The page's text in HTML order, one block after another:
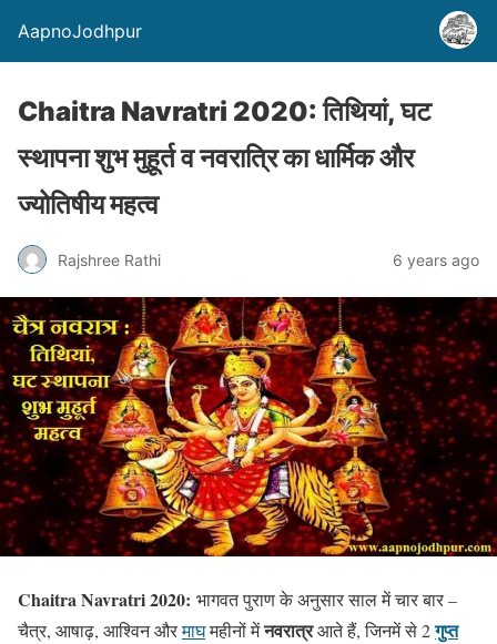
AapnoJodhpur
Chaitra Navratri 2020: तिथियां, घट
स्थापना शुभ मुहूर्त व नवरात्रि का धार्मिक और
ज्योतिषीय महत्व
Rajshree Rathi 6 years ago
Chaitra Navratri 2020: भागवत पुराण के अनुसार साल में चार बार –
चैत्र, आषाढ़, आश्विन औरमाघमहीनों मेंनवरात्रआते हैं, जिनमें से 2गुप्त